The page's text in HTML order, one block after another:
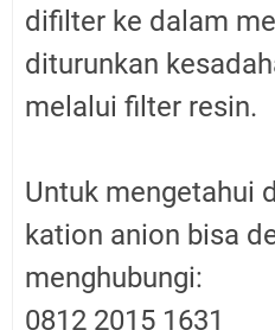
difilter ke dalam
diturunkan
melalui filter resin.
Untuk mengetahui
kation anion bisa
menghubungi:
0812 2015 1631